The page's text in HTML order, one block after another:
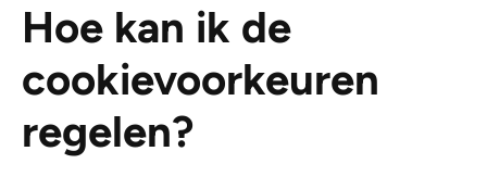
Hoe kan ik de
cookievoorkeuren
regelen?